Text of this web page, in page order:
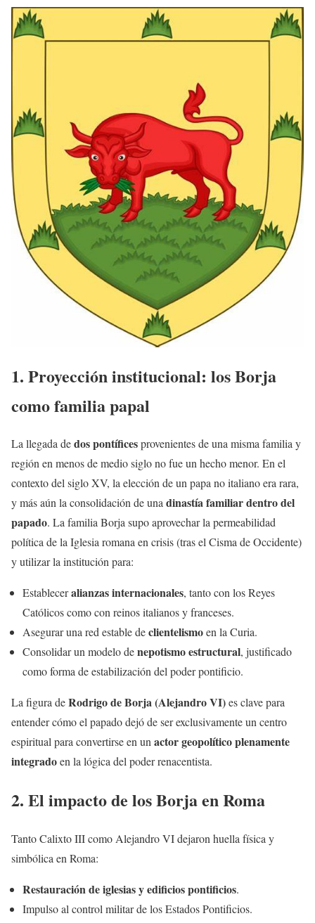
1. Proyección institucional: los Borja
como familia papal
La llegada dedos pontíficesprovenientes de una misma familia y
región en menos de medio siglo no fue un hecho menor. En el
contexto del siglo XV, la elección de un papa no italiano era rara,
y más aún la consolidación de unadinastía familiar dentro del
papado. La familia Borja supo aprovechar la permeabilidad
política de la Iglesia romana en crisis (tras el Cisma de Occidente)
y utilizar la institución para:
Estableceralianzas internacionales, tanto con los Reyes
Católicos como con reinos italianos y franceses.
Asegurar una red estable declientelismoen la Curia.
Consolidar un modelo denepotismo estructural, justificado
como forma de estabilización del poder pontificio.
La figura deRodrigo de Borja (Alejandro VI)es clave para
entender cómo el papado dejó de ser exclusivamente un centro
espiritual para convertirse en unactor geopolítico plenamente
integradoen la lógica del poder renacentista.
2. El impacto de los Borja en Roma
Tanto Calixto III como Alejandro VI dejaron huella física y
simbólica en Roma:
Restauración de iglesias y edificios pontificios.
Impulso al control militar de los Estados Pontificios.